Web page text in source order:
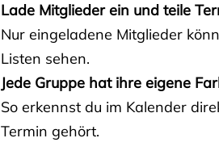
Lade Mitglieder ein und teile
Nur eingeladene Mitglieder
Listen sehen.
Jede Gruppe hat ihre eigene
So erkennst du im Kalender
Termin gehört.